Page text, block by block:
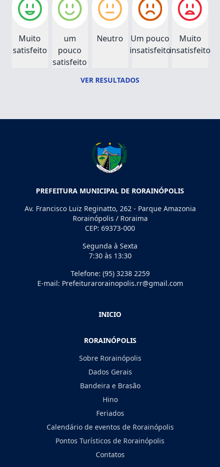
Muito
satisfeito
um
pouco
satisfeito
Neutro
Um pouco
insatisfeito
Muito
insatisfeito
VER RESULTADOS
PREFEITURA MUNICIPAL DE RORAINÓPOLIS
Av. Francisco Luiz Reginatto, 262 - Parque Amazonia
Rorainópolis / Roraima
CEP: 69373-000
Segunda à Sexta
7:30 às 13:30
Telefone: (95) 3238 2259
E-mail: Prefeiturarorainopolis.rr@gmail.com
INICIO
RORAINÓPOLIS
Sobre Rorainópolis
Dados Gerais
Bandeira e Brasão
Hino
Feriados
Calendário de eventos de Rorainópolis
Pontos Turísticos de Rorainópolis
Contatos